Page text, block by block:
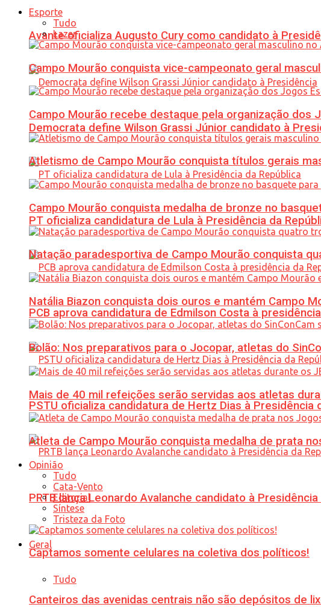
Avante oficializa Augusto Cury como candidato à
Democrata define Wilson Grassi Júnior candidato à
PT oficializa candidatura de Lula à Presidência da
PCB aprova candidatura de Edmilson Costa à
PSTU oficializa candidatura de Hertz Dias à Presidência
PRTB lança Leonardo Avalanche candidato à
Geral
Tudo
Esporte
Tudo
Lazer
Campo Mourão conquista vice-campeonato geral
Campo Mourão recebe destaque pela organização dos
Atletismo de Campo Mourão conquista títulos gerais
Campo Mourão conquista medalha de bronze no
Natação paradesportiva de Campo Mourão conquista
Natália Biazon conquista dois ouros e mantém Campo
Bolão: Nos preparativos para o Jocopar, atletas do
Mais de 40 mil refeições serão servidas aos atletas
Atleta de Campo Mourão conquista medalha de prata
Opinião
Tudo
Cata-Vento
Editorial
Síntese
Tristeza da Foto
Captamos somente celulares na coletiva dos políticos!
Canteiros das avenidas centrais não são depósitos de